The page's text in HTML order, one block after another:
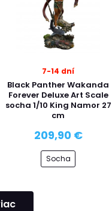
7-14 dní
Black Panther Wakanda
Forever Deluxe Art Scale
socha 1/10 King Namor 27
cm
209,90 €
Socha